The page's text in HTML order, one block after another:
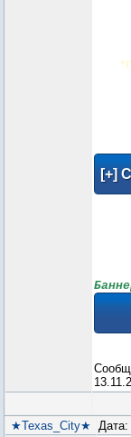
★Texas_City★